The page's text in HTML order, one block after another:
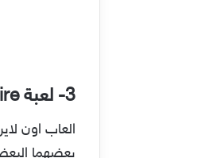
3- لعبة Crossfire كروس فاير
بعضهما